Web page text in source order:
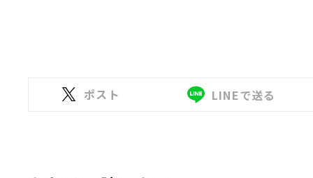
ポスト LINEで送る